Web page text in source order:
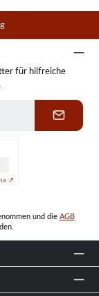
für hilfreiche
⇗
und die AGB